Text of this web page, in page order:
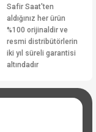
Safir Saat'ten
aldığınız her ürün
%100 orijinaldir ve
resmi distribütörlerin
iki yıl süreli garantisi
altındadır